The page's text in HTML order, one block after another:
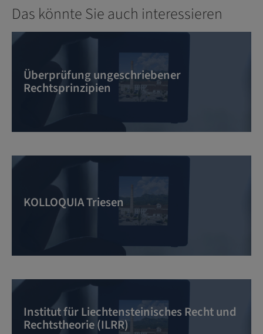
Das könnte Sie auch interessieren
Überprüfung ungeschriebener
Rechtsprinzipien
KOLLOQUIA Triesen
Institut für Liechtensteinisches Recht und
Rechtstheorie (ILRR)